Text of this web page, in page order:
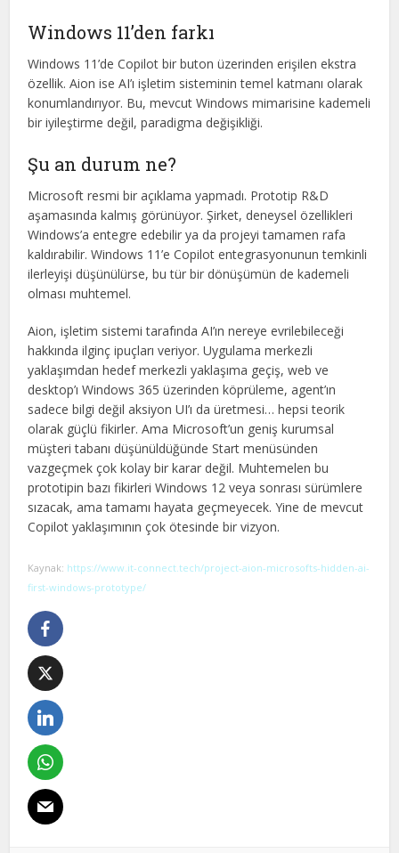
Windows 11’den farkı
Windows 11’de Copilot bir buton üzerinden erişilen ekstra
özellik. Aion ise AI’ı işletim sisteminin temel katmanı olarak
konumlandırıyor. Bu, mevcut Windows mimarisine kademeli
bir iyileştirme değil, paradigma değişikliği.
Şu an durum ne?
Microsoft resmi bir açıklama yapmadı. Prototip R&D
aşamasında kalmış görünüyor. Şirket, deneysel özellikleri
Windows’a entegre edebilir ya da projeyi tamamen rafa
kaldırabilir. Windows 11’e Copilot entegrasyonunun temkinli
ilerleyişi düşünülürse, bu tür bir dönüşümün de kademeli
olması muhtemel.
Aion, işletim sistemi tarafında AI’ın nereye evrilebileceği
hakkında ilginç ipuçları veriyor. Uygulama merkezli
yaklaşımdan hedef merkezli yaklaşıma geçiş, web ve
desktop’ı Windows 365 üzerinden köprüleme, agent’ın
sadece bilgi değil aksiyon UI’ı da üretmesi… hepsi teorik
olarak güçlü fikirler. Ama Microsoft’un geniş kurumsal
müşteri tabanı düşünüldüğünde Start menüsünden
vazgeçmek çok kolay bir karar değil. Muhtemelen bu
prototipin bazı fikirleri Windows 12 veya sonrası sürümlere
sızacak, ama tamamı hayata geçmeyecek. Yine de mevcut
Copilot yaklaşımının çok ötesinde bir vizyon.
Kaynak: https://www.it-connect.tech/project-aion-microsofts-hidden-ai-
first-windows-prototype/